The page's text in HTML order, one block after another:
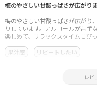
梅のやさしい甘酸っぱさが広がりま
梅のやさしい甘酸っぱさが広がり
りしています。アルコールが苦手
楽しめて、リラックスタイムにぴっ
果汁感
リピートしたい
レビ